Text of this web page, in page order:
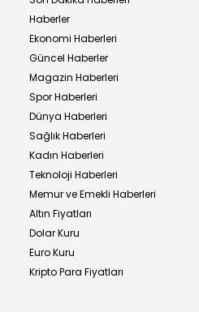
Haberler
Ekonomi Haberleri
Güncel Haberler
Magazin Haberleri
Spor Haberleri
Dünya Haberleri
Sağlık Haberleri
Kadın Haberleri
Teknoloji Haberleri
Memur ve Emekli Haberleri
Altın Fiyatları
Dolar Kuru
Euro Kuru
Kripto Para Fiyatları